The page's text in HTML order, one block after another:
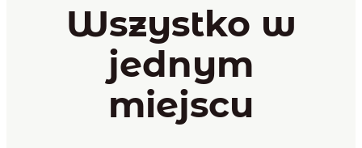
Wszystko w
jednym
miejscu